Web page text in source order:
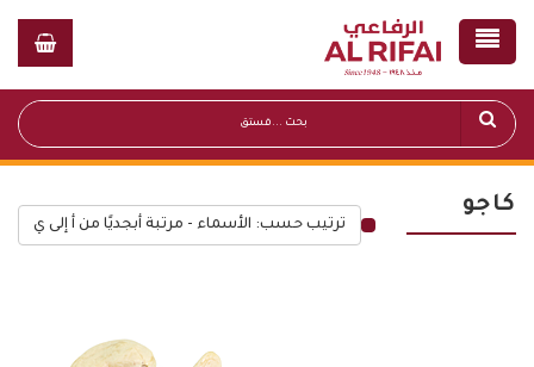
كاجو
ترتيب حسب: الأسماء - مرتبة أبجديًا من أ إلى ي